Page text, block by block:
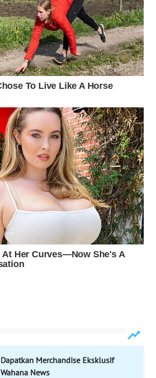
Dapatkan Merchandise Eksklusif
Wahana News